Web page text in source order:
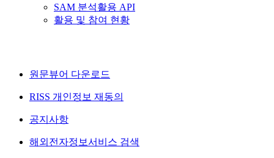
SAM 분석활용 API
활용 및 참여 현황
원문뷰어 다운로드
RISS 개인정보 재동의
공지사항
해외전자정보서비스 검색